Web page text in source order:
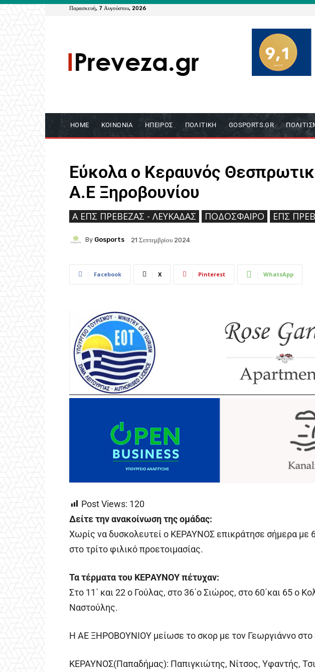
Παρασκευή, 7 Αυγούστου, 2026
HOME ΚΟΙΝΩΝΊΑ ΉΠΕΙΡΟΣ ΠΟΛΙΤΙΚΉ GOSPORTS.GR
Εύκολα ο Κεραυνός
Α.Ε Ξηροβουνίου
Ά ΕΠΣ ΠΡΈΒΕΖΑΣ - ΛΕΥΚΆΔΑΣ ΠΟΔΌΣΦΑΙΡΟ ΕΠΣ
By Gosports 21 Σεπτεμβρίου 2024
Facebook X Pinterest WhatsApp
Post Views: 120
Δείτε την ανακοίνωση της ομάδας:
Χωρίς να δυσκολευτεί ο ΚΕΡΑΥΝΟΣ επικράτησε σήμερα
στο τρίτο φιλικό προετοιμασίας.
Τα τέρματα του ΚΕΡΑΥΝΟΥ πέτυχαν:
Στο 11΄ και 22 ο Γούλας, στο 36΄ο Σιώρος, στο 60΄και 65 ο
Ναστούλης.
Η ΑΕ ΞΗΡΟΒΟΥΝΙΟΥ μείωσε το σκορ με τον Γεωργιάννο στο
ΚΕΡΑΥΝΟΣ(Παπαδήμας): Παπιγκιώτης, Νίτσος, Υφαντής,